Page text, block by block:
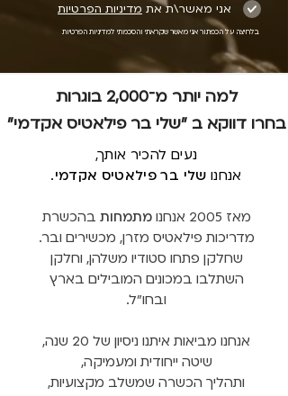
אני מאשר\ת את מדיניות הפרטיות
למה יותר מ־2,000 בוגרות
בחרו דווקא ב "שלי בר פילאטיס אקדמי"
נעים להכיר אותך,
אנחנו שלי בר פילאטיס אקדמי.
מאז 2005 אנחנו מתמחות בהכשרת
מדריכות פילאטיס מזרן, מכשירים ובר.
שחלקן פתחו סטודיו משלהן, וחלקן
השתלבו במכונים המובילים בארץ
ובחו"ל.
אנחנו מביאות איתנו ניסיון של 20 שנה,
שיטה ייחודית ומעמיקה,
ותהליך הכשרה שמשלב מקצועיות,